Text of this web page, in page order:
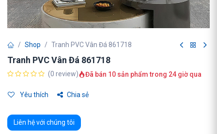
Shop Tranh PVC Vân Đá 861718
Tranh PVC Vân Đá 861718
(0 review) Đã bán 10 sản phẩm trong 24 giờ qua
Yêu thích Chia sẻ
Liên hệ với chúng tôi